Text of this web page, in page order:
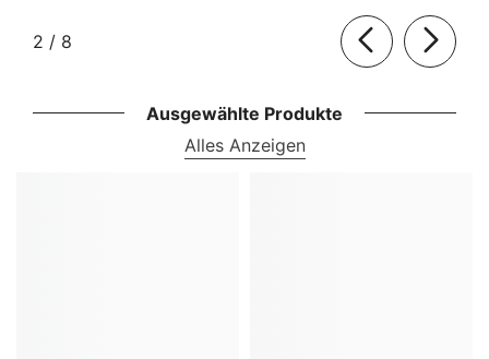
2 / von
8
Ausgewählte Produkte
Alles Anzeigen